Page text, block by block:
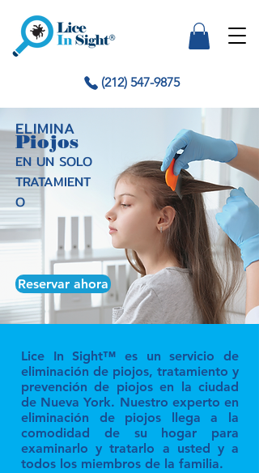
(212) 547-9875
Piojos
ELIMINA
EN UN SOLO
TRATAMIENT
O
Reservar ahora
Lice In Sight™ es un servicio de
eliminación de piojos, tratamiento y
prevención de piojos en la ciudad
de Nueva York. Nuestro experto en
eliminación de piojos llega a la
comodidad de su hogar para
examinarlo y tratarlo a usted y a
todos los miembros de la familia.